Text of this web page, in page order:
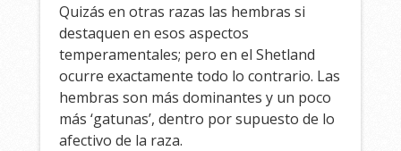
Quizás en otras razas las hembras si
destaquen en esos aspectos
temperamentales; pero en el Shetland
ocurre exactamente todo lo contrario. Las
hembras son más dominantes y un poco
más ‘gatunas’, dentro por supuesto de lo
afectivo de la raza.